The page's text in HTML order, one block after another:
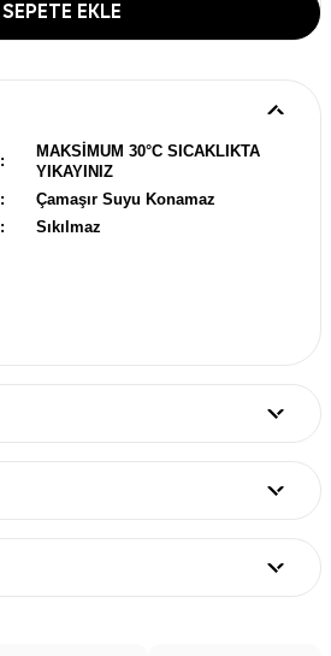
SEPETE EKLE
:
MAKSİMUM 30°C SICAKLIKTA
YIKAYINIZ
:
Çamaşır Suyu Konamaz
: Sıkılmaz